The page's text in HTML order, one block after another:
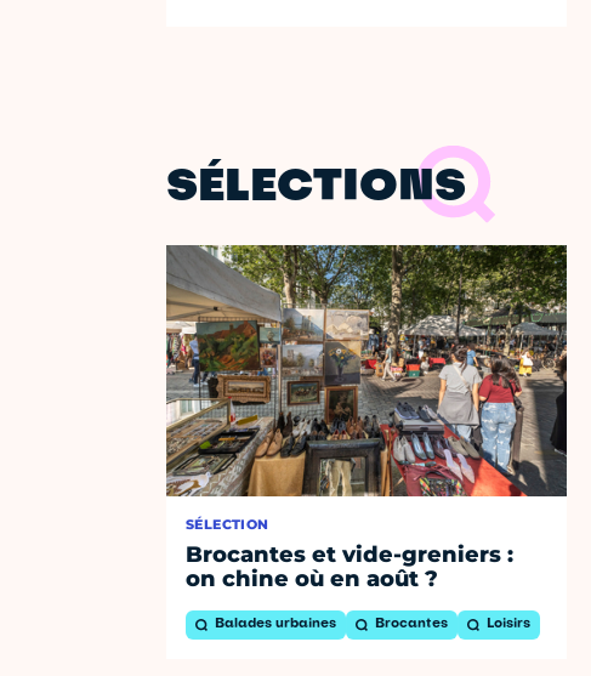
SÉLECTIONS
SÉLECTION
Brocantes et vide-greniers :
on chine où en août ?
Balades urbaines Brocantes Loisirs